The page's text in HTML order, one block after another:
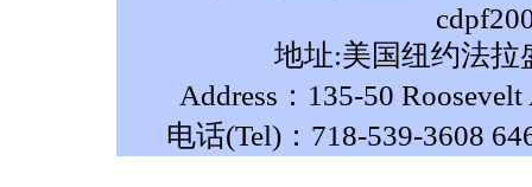
地址:美国纽约法拉
Address：135-50
电话(Tel)：718-539-3608